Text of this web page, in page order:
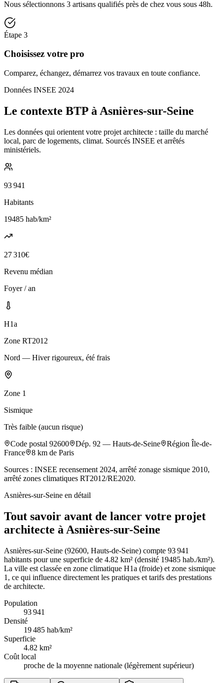
Nous sélectionnons 3 artisans qualifiés près de chez vous sous 48h.
Étape 3
Choisissez votre pro
Comparez, échangez, démarrez vos travaux en toute confiance.
Données INSEE 2024
Le contexte BTP à Asnières-sur-Seine
Les données qui orientent votre projet architecte : taille du marché
local, parc de logements, climat. Sourcés INSEE et arrêtés
ministériels.
93 941
Habitants
19485 hab/km²
27 310€
Revenu médian
Foyer / an
H1a
Zone RT2012
Nord — Hiver rigoureux, été frais
Zone 1
Sismique
Très faible (aucun risque)
Code postal 92600 Dép. 92 — Hauts-de-Seine Région Île-de-
France
8 km de Paris
Sources : INSEE recensement 2024, arrêté zonage sismique 2010,
arrêté zones climatiques RT2012/RE2020.
Asnières-sur-Seine en détail
Tout savoir avant de lancer votre projet
architecte à Asnières-sur-Seine
Asnières-sur-Seine (92600, Hauts-de-Seine) compte 93 941
habitants pour une superficie de 4.82 km² (densité 19485 hab./km²).
La ville est classée en zone climatique H1a (froide) et zone sismique
1, ce qui influence directement les pratiques et tarifs des prestations
de architecte.
Population
93 941
Densité
19 485 hab/km²
Superficie
4.82 km²
Coût local
proche de la moyenne nationale (légèrement supérieur)